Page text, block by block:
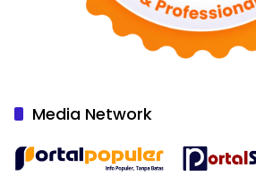
Media Network